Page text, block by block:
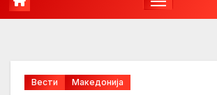
Вести Македонија